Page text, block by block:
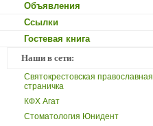
Объявления
Ссылки
Гостевая книга
Наши в сети:
Святокрестовская православная
страничка
КФХ Агат
Стоматология Юнидент